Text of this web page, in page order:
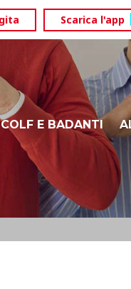
Scarica l'app
ADIGE
COLF E BADANTI